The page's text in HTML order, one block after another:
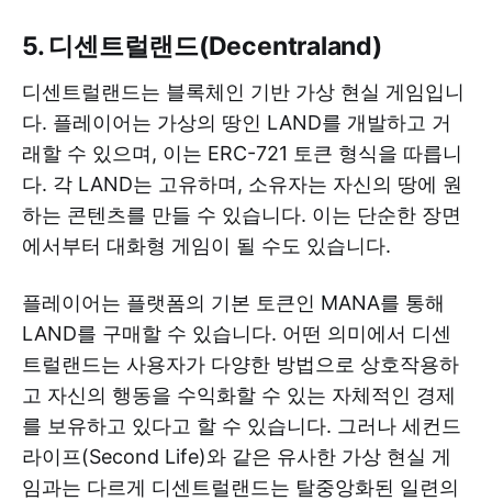
5. 디센트럴랜드(Decentraland)
디센트럴랜드는 블록체인 기반 가상 현실 게임입니
다. 플레이어는 가상의 땅인 LAND를 개발하고 거
래할 수 있으며, 이는 ERC-721 토큰 형식을 따릅니
다. 각 LAND는 고유하며, 소유자는 자신의 땅에 원
하는 콘텐츠를 만들 수 있습니다. 이는 단순한 장면
에서부터 대화형 게임이 될 수도 있습니다.
플레이어는 플랫폼의 기본 토큰인 MANA를 통해
LAND를 구매할 수 있습니다. 어떤 의미에서 디센
트럴랜드는 사용자가 다양한 방법으로 상호작용하
고 자신의 행동을 수익화할 수 있는 자체적인 경제
를 보유하고 있다고 할 수 있습니다. 그러나 세컨드
라이프(Second Life)와 같은 유사한 가상 현실 게
임과는 다르게 디센트럴랜드는 탈중앙화된 일련의